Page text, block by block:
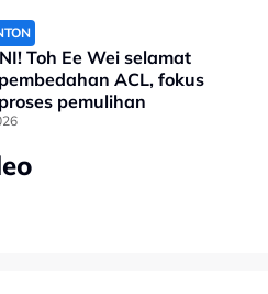
Toh Ee Wei selamat
ACL, fokus
pemulihan